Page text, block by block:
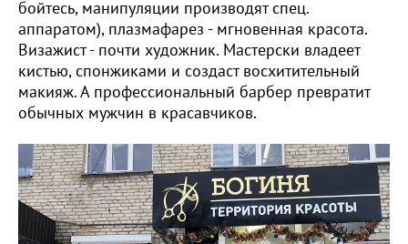
бойтесь, манипуляции производят спец.
аппаратом), плазмафарез - мгновенная красота.
Визажист - почти художник. Мастерски владеет
кистью, спонжиками и создаст восхитительный
макияж. А профессиональный барбер превратит
обычных мужчин в красавчиков.